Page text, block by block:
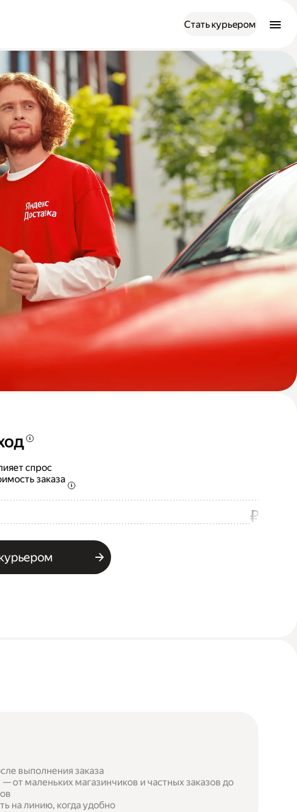
Стать курьером
спрос
заказа
₽
выполнения заказа
от маленьких магазинчиков и частных заказов до
на линию, когда удобно